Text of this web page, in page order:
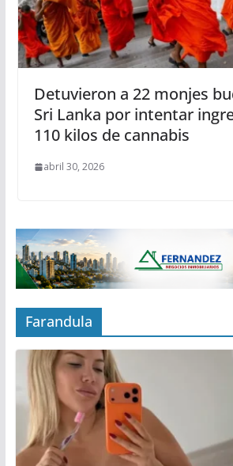
Detuvieron a 22 monjes
Sri Lanka por intentar
110 kilos de cannabis
abril 30, 2026
Farandula